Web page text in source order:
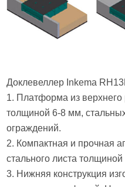
Доклевеллер Inkema
1. Платформа из верхнего
толщиной 6-8 мм,
ограждений.
2. Компактная и прочная
стального листа
3. Нижняя конструкция